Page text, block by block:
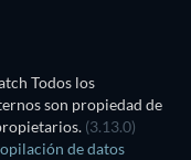
Todos los
son propiedad de
(3.13.0)
de datos